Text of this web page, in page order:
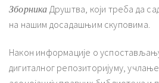
Зборника Друштва, који треба да
на нашим досадашњим скуповима.
Након информације о
дигиталног репозиторијуму,